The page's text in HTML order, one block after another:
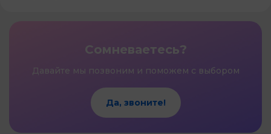
Сомневаетесь?
Давайте мы позвоним и поможем с выбором
Да, звоните!